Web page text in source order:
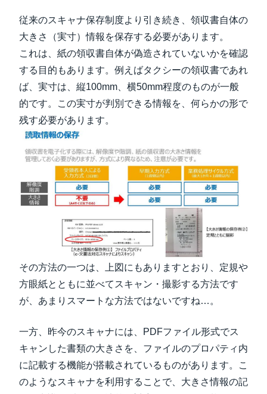
従来のスキャナ保存制度より引き続き、領収書自体の
大きさ（実寸）情報を保存する必要があります。
これは、紙の領収書自体が偽造されていないかを確認
する目的もあります。例えばタクシーの領収書であれ
ば、実寸は、縦100mm、横50mm程度のものが一般
的です。この実寸が判別できる情報を、何らかの形で
残す必要があります。
その方法の一つは、上図にもありますとおり、定規や
方眼紙とともに並べてスキャン・撮影する方法です
が、あまりスマートな方法ではないですね…。
一方、昨今のスキャナには、PDFファイル形式でス
キャンした書類の大きさを、ファイルのプロパティ内
に記載する機能が搭載されているものがあります。こ
のようなスキャナを利用することで、大きさ情報の記